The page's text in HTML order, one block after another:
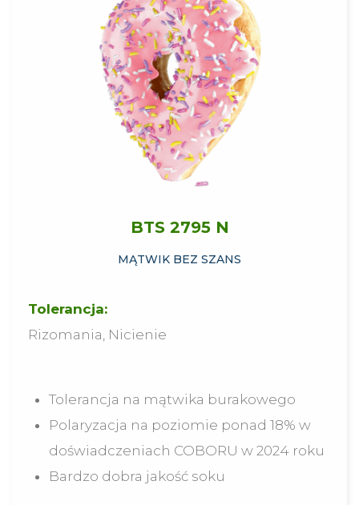
BTS 2795 N
MĄTWIK BEZ SZANS
Tolerancja:
Rizomania, Nicienie
Tolerancja na mątwika burakowego
Polaryzacja na poziomie ponad 18% w
doświadczeniach COBORU w 2024 roku
Bardzo dobra jakość soku